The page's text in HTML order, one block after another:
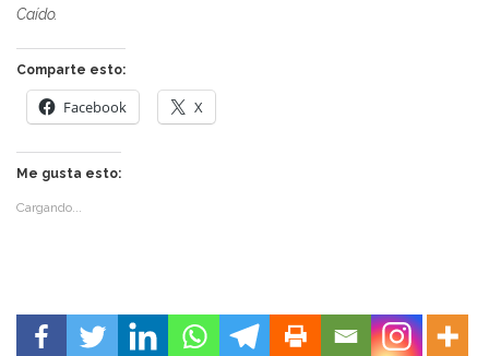
Caído.
Comparte esto:
Facebook X
Me gusta esto:
Cargando...